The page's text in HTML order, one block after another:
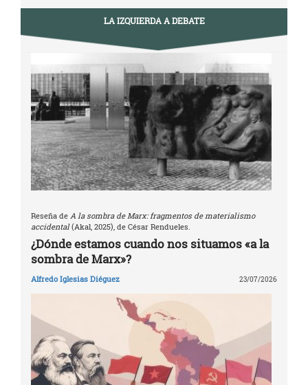
LA IZQUIERDA A DEBATE
Reseña de A la sombra de Marx: fragmentos de materialismo
accidental(Akal, 2025), de César Rendueles.
¿Dónde estamos cuando nos situamos «a la
sombra de Marx»?
Alfredo Iglesias Diéguez 23/07/2026